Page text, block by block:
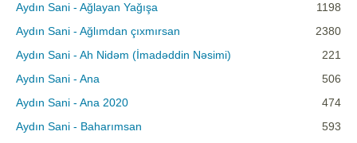
Aydın Sani - Ağlayan Yağışa
1198
Aydın Sani - Ağlımdan çıxmırsan
2380
Aydın Sani - Ah Nidəm (İmadəddin Nəsimi)
221
Aydın Sani - Ana
506
Aydın Sani - Ana 2020
474
Aydın Sani - Baharımsan
593